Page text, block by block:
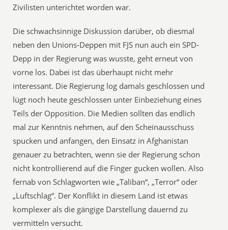
Zivilisten unterichtet worden war.
Die schwachsinnige Diskussion darüber, ob diesmal
neben den Unions-Deppen mit FJS nun auch ein SPD-
Depp in der Regierung was wusste, geht erneut von
vorne los. Dabei ist das überhaupt nicht mehr
interessant. Die Regierung log damals geschlossen und
lügt noch heute geschlossen unter Einbeziehung eines
Teils der Opposition. Die Medien sollten das endlich
mal zur Kenntnis nehmen, auf den Scheinausschuss
spucken und anfangen, den Einsatz in Afghanistan
genauer zu betrachten, wenn sie der Regierung schon
nicht kontrollierend auf die Finger gucken wollen. Also
fernab von Schlagworten wie „Taliban“, „Terror“ oder
„Luftschlag“. Der Konflikt in diesem Land ist etwas
komplexer als die gängige Darstellung dauernd zu
vermitteln versucht.